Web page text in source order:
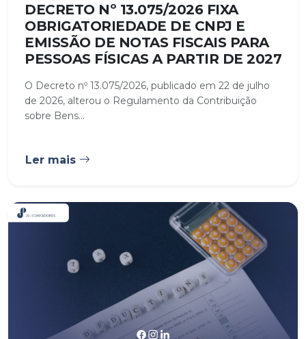
DECRETO Nº 13.075/2026 FIXA
OBRIGATORIEDADE DE CNPJ E
EMISSÃO DE NOTAS FISCAIS PARA
PESSOAS FÍSICAS A PARTIR DE 2027
O Decreto nº 13.075/2026, publicado em 22 de julho
de 2026, alterou o Regulamento da Contribuição
sobre Bens...
Ler mais